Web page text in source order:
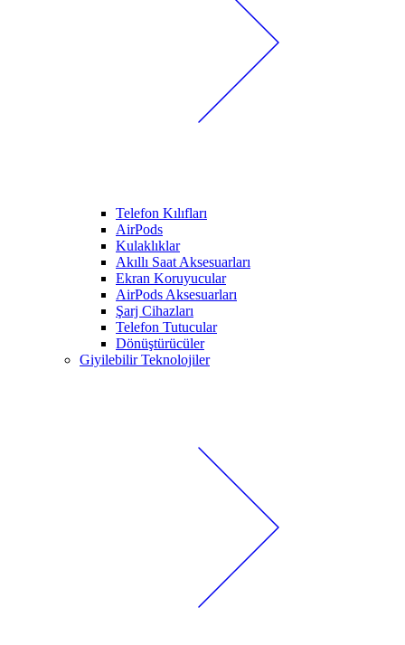
Telefon Kılıfları
AirPods
Kulaklıklar
Akıllı Saat Aksesuarları
Ekran Koruyucular
AirPods Aksesuarları
Şarj Cihazları
Telefon Tutucular
Dönüştürücüler
Giyilebilir Teknolojiler